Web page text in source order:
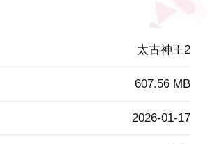
太古神王2
607.56 MB
2026-01-17